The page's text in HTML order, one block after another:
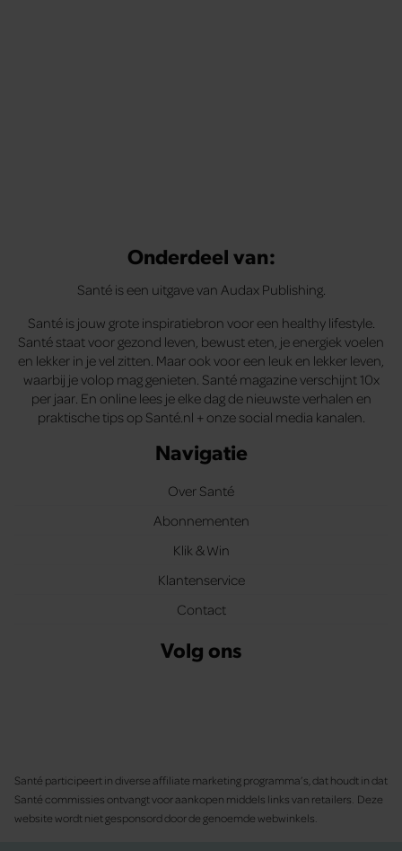
Onderdeel van:
Santé is een uitgave van Audax Publishing.
Santé is jouw grote inspiratiebron voor een healthy lifestyle.
Santé staat voor gezond leven, bewust eten, je energiek voelen
en lekker in je vel zitten. Maar ook voor een leuk en lekker leven,
waarbij je volop mag genieten. Santé magazine verschijnt 10x
per jaar. En online lees je elke dag de nieuwste verhalen en
praktische tips op Santé.nl + onze social media kanalen.
Navigatie
Over Santé
Abonnementen
Klik & Win
Klantenservice
Contact
Volg ons
Santé participeert in diverse affiliate marketing programma’s, dat houdt in dat
Santé commissies ontvangt voor aankopen middels links van retailers. Deze
website wordt niet gesponsord door de genoemde webwinkels.